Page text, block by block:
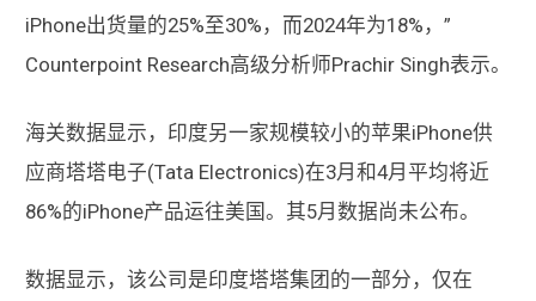
iPhone出货量的25%至30%，而2024年为18%，”
Counterpoint Research高级分析师Prachir Singh表示。
海关数据显示，印度另一家规模较小的苹果iPhone供
应商塔塔电子(Tata Electronics)在3月和4月平均将近
86%的iPhone产品运往美国。其5月数据尚未公布。
数据显示，该公司是印度塔塔集团的一部分，仅在